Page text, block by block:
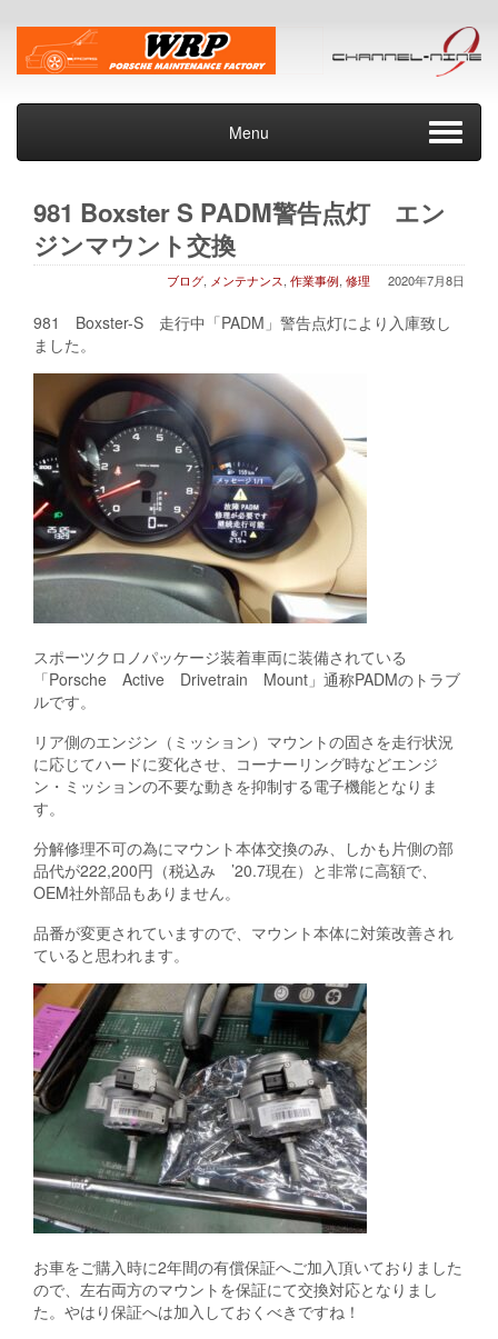
Menu
981 Boxster S PADM警告点灯 エン
ジンマウント交換
2020年7月8日
ブログ, メンテナンス, 作業事例, 修理
981 Boxster-S 走行中「PADM」警告点灯により入庫致し
ました。
スポーツクロノパッケージ装着車両に装備されている
「Porsche Active Drivetrain Mount」通称PADMのトラブ
ルです。
リア側のエンジン（ミッション）マウントの固さを走行状況
に応じてハードに変化させ、コーナーリング時などエンジ
ン・ミッションの不要な動きを抑制する電子機能となりま
す。
分解修理不可の為にマウント本体交換のみ、しかも片側の部
品代が222,200円（税込み ’20.7現在）と非常に高額で、
OEM社外部品もありません。
品番が変更されていますので、マウント本体に対策改善され
ていると思われます。
お車をご購入時に2年間の有償保証へご加入頂いておりました
ので、左右両方のマウントを保証にて交換対応となりまし
た。やはり保証へは加入しておくべきですね！